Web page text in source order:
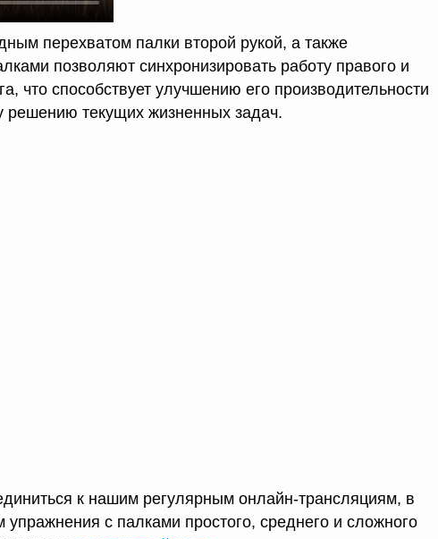
перехватом палки второй рукой, а также
позволяют синхронизировать работу правого и
что способствует улучшению его производительности
текущих жизненных задач.
к нашим регулярным онлайн-трансляциям, в
с палками простого, среднего и сложного